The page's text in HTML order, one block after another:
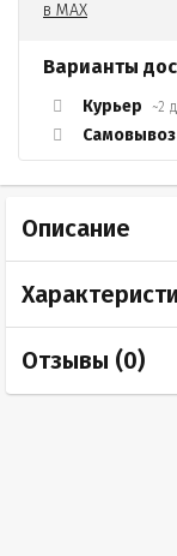
Варианты
Курьер ~2
Самовывоз
Описание
Отзывы (0)